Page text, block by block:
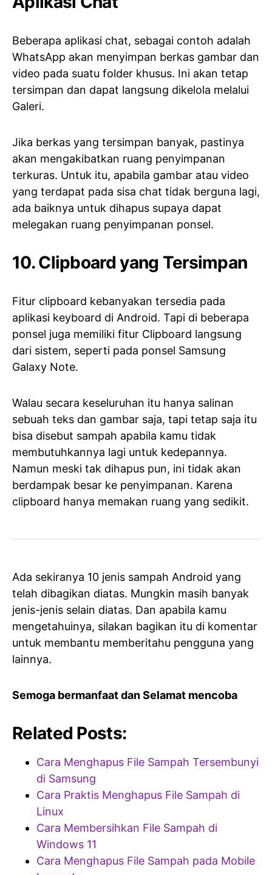
Beberapa aplikasi chat, sebagai contoh adalah
WhatsApp akan menyimpan berkas gambar dan
video pada suatu folder khusus. Ini akan tetap
tersimpan dan dapat langsung dikelola melalui
Galeri.
Jika berkas yang tersimpan banyak, pastinya
akan mengakibatkan ruang penyimpanan
terkuras. Untuk itu, apabila gambar atau video
yang terdapat pada sisa chat tidak berguna lagi,
ada baiknya untuk dihapus supaya dapat
melegakan ruang penyimpanan ponsel.
10. Clipboard yang Tersimpan
Fitur clipboard kebanyakan tersedia pada
aplikasi keyboard di Android. Tapi di beberapa
ponsel juga memiliki fitur Clipboard langsung
dari sistem, seperti pada ponsel Samsung
Galaxy Note.
Walau secara keseluruhan itu hanya salinan
sebuah teks dan gambar saja, tapi tetap saja itu
bisa disebut sampah apabila kamu tidak
membutuhkannya lagi untuk kedepannya.
Namun meski tak dihapus pun, ini tidak akan
berdampak besar ke penyimpanan. Karena
clipboard hanya memakan ruang yang sedikit.
Ada sekiranya 10 jenis sampah Android yang
telah dibagikan diatas. Mungkin masih banyak
jenis-jenis selain diatas. Dan apabila kamu
mengetahuinya, silakan bagikan itu di komentar
untuk membantu memberitahu pengguna yang
lainnya.
Semoga bermanfaat dan Selamat mencoba
Related Posts:
Cara Menghapus File Sampah Tersembunyi
di Samsung
Cara Praktis Menghapus File Sampah di
Linux
Cara Membersihkan File Sampah di
Windows 11
Cara Menghapus File Sampah pada Mobile